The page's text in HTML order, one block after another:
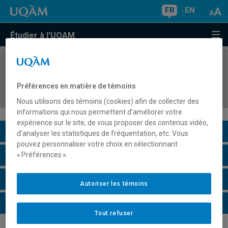
FR EN
Étudier à l'UQAM
COURS//
pratique du montage
Description du cours
Horaire - Été 2026
Horaire - Automne 2026
Horaire - Hiver 2027
Préférences en matière de témoins
Nous utilisons des témoins (cookies) afin de collecter des
informations qui nous permettent d’améliorer votre
expérience sur le site, de vous proposer des contenus vidéo,
d’analyser les statistiques de fréquentation, etc. Vous
pouvez personnaliser votre choix en sélectionnant
« Préférences ».
Tout refuser
Autoriser les témoins